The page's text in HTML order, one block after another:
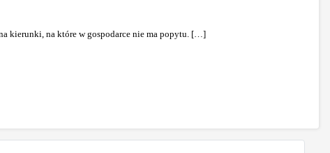
kierunki, na które w gospodarce nie ma popytu. […]